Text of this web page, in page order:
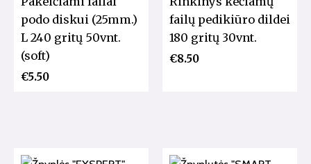
podo diskui (25mm.)
L 240 gritų 50vnt.
(soft)
€5.50
failų pedikiūro dildei
180 gritų 30vnt.
€8.50